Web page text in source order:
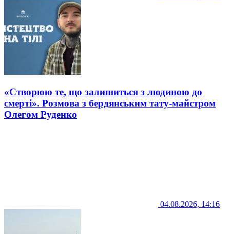
«Створюю те, що залишиться з людиною до
смерті». Розмова з бердянським тату-майстром
Олегом Руденко
04.08.2026, 14:16